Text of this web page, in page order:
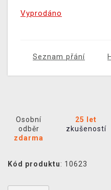
Vyprodáno
Seznam přání
Osobní
odběr
zdarma
25 let
zkušeností
Kód produktu: 10623